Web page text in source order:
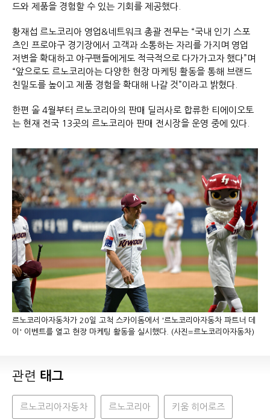
드와 제품을 경험할 수 있는 기회를 제공했다.
황재섭 르노코리아 영업&네트워크 총괄 전무는 “국내 인기 스포
츠인 프로야구 경기장에서 고객과 소통하는 자리를 가지며 영업
저변을 확대하고 야구팬들에게도 적극적으로 다가가고자 했다”며
“앞으로도 르노코리아는 다양한 현장 마케팅 활동을 통해 브랜드
친밀도를 높이고 제품 경험을 확대해 나갈 것”이라고 밝혔다.
한편 올 4월부터 르노코리아의 판매 딜러사로 합류한 티에이오토
는 현재 전국 13곳의 르노코리아 판매 전시장을 운영 중에 있다.
르노코리아자동차가 20일 고척 스카이돔에서 '르노코리아자동차 파트너 데
이' 이벤트를 열고 현장 마케팅 활동을 실시했다. (사진=르노코리아자동차)
관련 태그
르노코리아자동차 르노코리아 키움 히어로즈